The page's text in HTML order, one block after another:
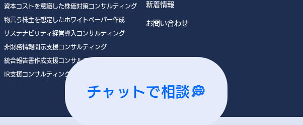
チャットで相談💭
資本コストを意識した株価対策コンサルティング
物言う株主を想定したホワイトペーパー作成
サステナビリティ経営導入コンサルティング
非財務情報開示支援コンサルティング
統合報告書作成支援コンサルティング
IR支援コンサルティング
新着情報
お問い合わせ